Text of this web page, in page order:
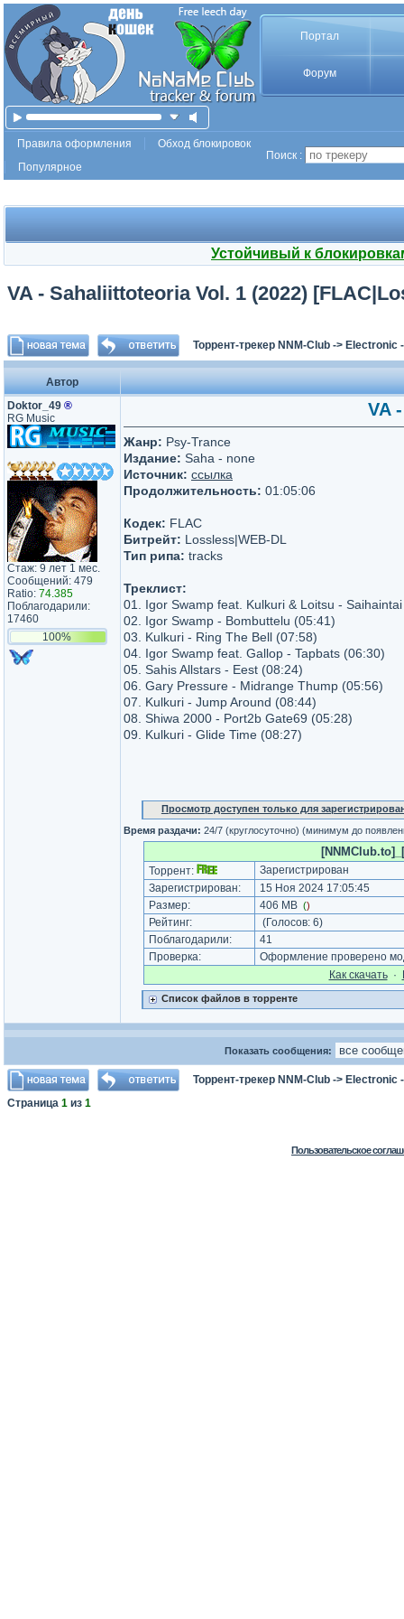
Портал
Форум
Правила оформления
Обход блокировок
Популярное
Поиск :
Устойчивый к
VA - Sahaliittoteoria Vol. 1 (2022)
Торрент-трекер NNM-Club -> Electronic
Автор
Doktor_49 ®
RG Music
Стаж: 9 лет 1 мес.
Сообщений: 479
Ratio: 74.385
Поблагодарили:
17460
100%
VA
Жанр: Psy-Trance
Издание: Saha - none
Источник: ссылка
Продолжительность: 01:05:06
Кодек: FLAC
Битрейт: Lossless|WEB-DL
Тип рипа: tracks
Треклист:
01. Igor Swamp feat. Kulkuri & Loitsu -
02. Igor Swamp - Bombuttelu (05:41)
03. Kulkuri - Ring The Bell (07:58)
04. Igor Swamp feat. Gallop - Tapbats (06:30)
05. Sahis Allstars - Eest (08:24)
06. Gary Pressure - Midrange Thump (05:56)
07. Kulkuri - Jump Around (08:44)
08. Shiwa 2000 - Port2b Gate69 (05:28)
09. Kulkuri - Glide Time (08:27)
Просмотр доступен только для
Время раздачи: 24/7 (круглосуточно) (минимум до
Торрент:
Зарегистрирован
Зарегистрирован:
15 Ноя 2024 17:05:45
Размер:
406 MB ()
Рейтинг: (Голосов: 6)
Поблагодарили:
41
Проверка:
Оформление проверено
Как cкачать·
Список файлов в торренте
Показать сообщения:
Торрент-трекер NNM-Club -> Electronic
Страница 1 из 1
Пользовательское